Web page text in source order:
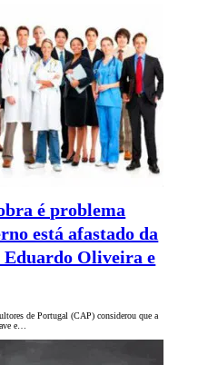
é problema
está afastado da
Oliveira e
de Portugal (CAP) considerou que a
e…